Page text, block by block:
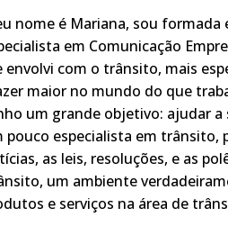
nome é Mariana, sou
em Comunicação
envolvi com o trânsito, mais
maior no mundo do que
um grande objetivo: ajudar a
pouco especialista em trânsito,
as leis, resoluções, e as
um ambiente
e serviços na área de